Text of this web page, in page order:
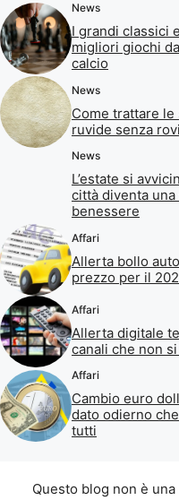
News
I grandi classici
migliori giochi
calcio
News
Come trattare
ruvide senza
News
L’estate si
città diventa una
benessere
Affari
Allerta bollo
prezzo per il
Affari
Allerta digitale
canali che non
Affari
Cambio euro
dato odierno
tutti
Questo blog non è